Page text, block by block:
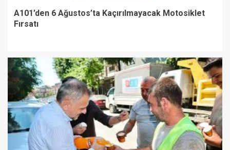
A101’den 6 Ağustos’ta Kaçırılmayacak Motosiklet
Fırsatı